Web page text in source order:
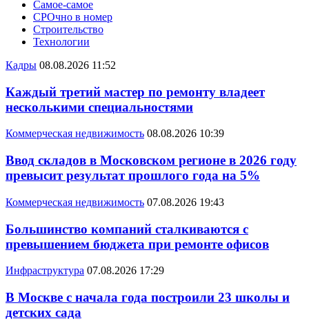
Самое-самое
СРОчно в номер
Строительство
Технологии
Кадры 08.08.2026 11:52
Каждый третий мастер по ремонту владеет
несколькими специальностями
Коммерческая недвижимость 08.08.2026 10:39
Ввод складов в Московском регионе в 2026 году
превысит результат прошлого года на 5%
Коммерческая недвижимость 07.08.2026 19:43
Большинство компаний сталкиваются с
превышением бюджета при ремонте офисов
Инфраструктура 07.08.2026 17:29
В Москве с начала года построили 23 школы и
детских сада